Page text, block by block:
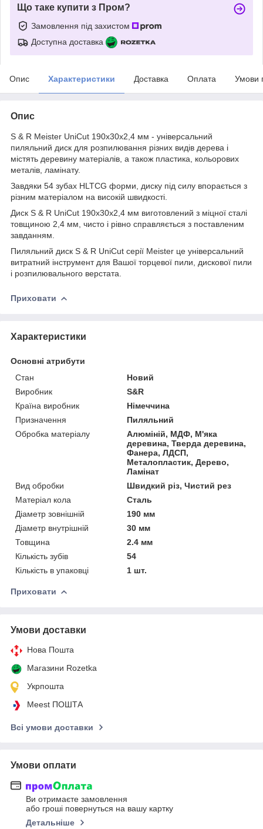
Що таке купити з Пром?
Замовлення під захистом
Доступна доставка
Опис Характеристики Доставка Оплата Умови
Опис
S & R Meister UniCut 190x30x2,4 мм - універсальний
пиляльний диск для розпилювання різних видів дерева і
містять деревину матеріалів, а також пластика, кольорових
металів, ламінату.
Завдяки 54 зубах HLTCG форми, диску під силу впорається з
різним матеріалом на високій швидкості.
Диск S & R UniCut 190x30x2,4 мм виготовлений з міцної сталі
товщиною 2,4 мм, чисто і рівно справляється з поставленим
завданням.
Пиляльний диск S & R UniCut серії Meister це універсальний
витратний інструмент для Вашої торцевої пили, дискової пили
і розпилювального верстата.
Приховати
Характеристики
Основні атрибути
Стан
Новий
Виробник
S&R
Країна виробник
Німеччина
Призначення
Пиляльний
Обробка матеріалу
Алюміній, МДФ, М'яка
деревина, Тверда деревина,
Фанера, ЛДСП,
Металопластик, Дерево,
Ламінат
Вид обробки
Швидкий різ, Чистий рез
Матеріал кола
Сталь
Діаметр зовнішній
190 мм
Діаметр внутрішній
30 мм
Товщина
2.4 мм
Кількість зубів
54
Кількість в упаковці
1 шт.
Приховати
Умови доставки
Нова Пошта
Магазини Rozetka
Укрпошта
Meest ПОШТА
Всі умови доставки
Умови оплати
Ви отримаєте замовлення
або гроші повернуться на вашу картку
Детальніше